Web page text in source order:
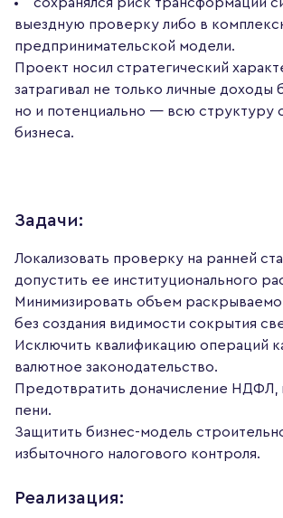
выездную проверку либо в
предпринимательской модели.
Проект носил стратегический
затрагивал не только личные доходы
но и потенциально — всю структуру
бизнеса.
Задачи:
Локализовать проверку на ранней
допустить ее институционального
Минимизировать объем
без создания видимости сокрытия
Исключить квалификацию операций
валютное законодательство.
Предотвратить доначисление НДФЛ,
пени.
Защитить бизнес-модель
избыточного налогового контроля.
Реализация: